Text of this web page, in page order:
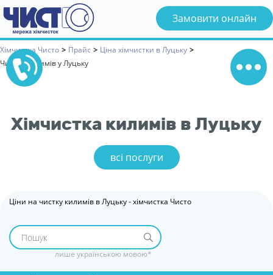
Замовити онлайн
Хімчистка Чисто > Прайс > Ціна хімчистки в Луцьку >
Чистка килимів у Луцьку
Хімчистка килимів в Луцьку
сі послуги
Ціни на чистку килимів в Луцьку - хімчистка Чисто
лише українською мовою*